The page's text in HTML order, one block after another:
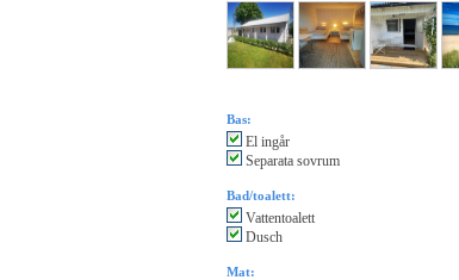
Bas:
El ingår
Separata sovrum
Bad/toalett:
Vattentoalett
Dusch
Mat: